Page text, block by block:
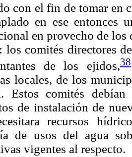
con el fin de tomar en
en ese entonces
en provecho de los
los comités directores
de los ejidos,38
locales, de los
Estos comités
de instalación de
recursos
de usos del agua
vigentes al respecto.